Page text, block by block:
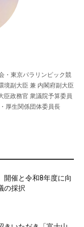
・東京パラリンピック競
境副大臣 兼 内閣府副大臣
臣政務官 衆議院予算委員
厚生関係団体委員長
開催と令和8年度に向
の採択